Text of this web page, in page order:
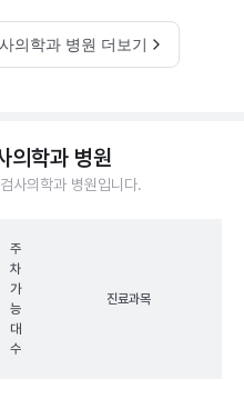
의학과 병원 더보기
의학과 병원
사의학과 병원입니다.
주
차
가
능
대
수
진료과목